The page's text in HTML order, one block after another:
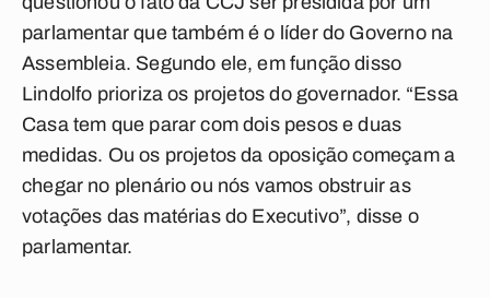
parlamentar que também é o líder do Governo na
Assembleia. Segundo ele, em função disso
Lindolfo prioriza os projetos do governador. “Essa
Casa tem que parar com dois pesos e duas
medidas. Ou os projetos da oposição começam a
chegar no plenário ou nós vamos obstruir as
votações das matérias do Executivo”, disse o
parlamentar.